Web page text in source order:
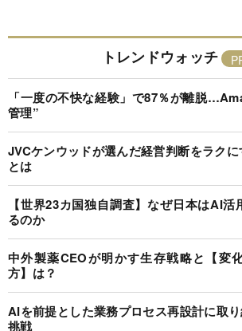
トレンドウォッチ
「一度の不快な経験」で87％が離脱
管理”
JVCケンウッドが選んだ経営判断をラク
とは
【世界23カ国独自調査】なぜ日本はAI
るのか
中外製薬CEOが明かす生存戦略と【変
方】は？
AIを前提とした業務プロセス再設計に取
挑戦